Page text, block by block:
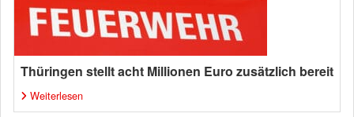
Thüringen stellt acht Millionen Euro zusätzlich bereit
Weiterlesen